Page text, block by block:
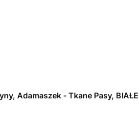
Adamaszek - Tkane Pasy, BIAŁE